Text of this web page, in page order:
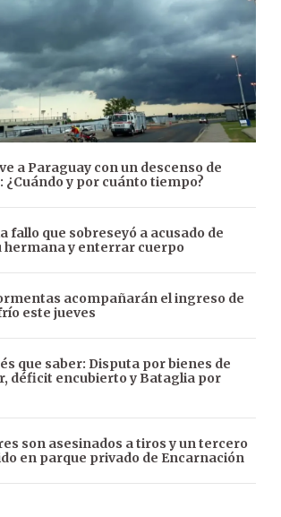
a Paraguay con un descenso de
¿Cuándo y por cuánto tiempo?
fallo que sobreseyó a acusado de
hermana y enterrar cuerpo
acompañarán el ingreso de
este jueves
que saber: Disputa por bienes de
déficit encubierto y Bataglia por
son asesinados a tiros y un tercero
en parque privado de Encarnación